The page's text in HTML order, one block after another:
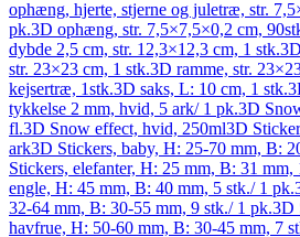
ophæng, hjerte, stjerne og juletræ, str.
pk.3D ophæng, str. 7,5×7,5×0,2 cm,
dybde 2,5 cm, str. 12,3×12,3 cm, 1 stk.
str. 23×23 cm, 1 stk.3D ramme, str.
kejsertræ, 1stk.3D saks, L: 10 cm, 1 stk.
tykkelse 2 mm, hvid, 5 ark/ 1 pk.3D
fl.3D Snow effect, hvid, 250ml3D
ark3D Stickers, baby, H: 25-70 mm, B:
Stickers, elefanter, H: 25 mm, B: 31 mm,
engle, H: 45 mm, B: 40 mm, 5 stk./ 1 pk.
32-64 mm, B: 30-55 mm, 9 stk./ 1 pk.3D
havfrue, H: 50-60 mm, B: 30-45 mm, 7